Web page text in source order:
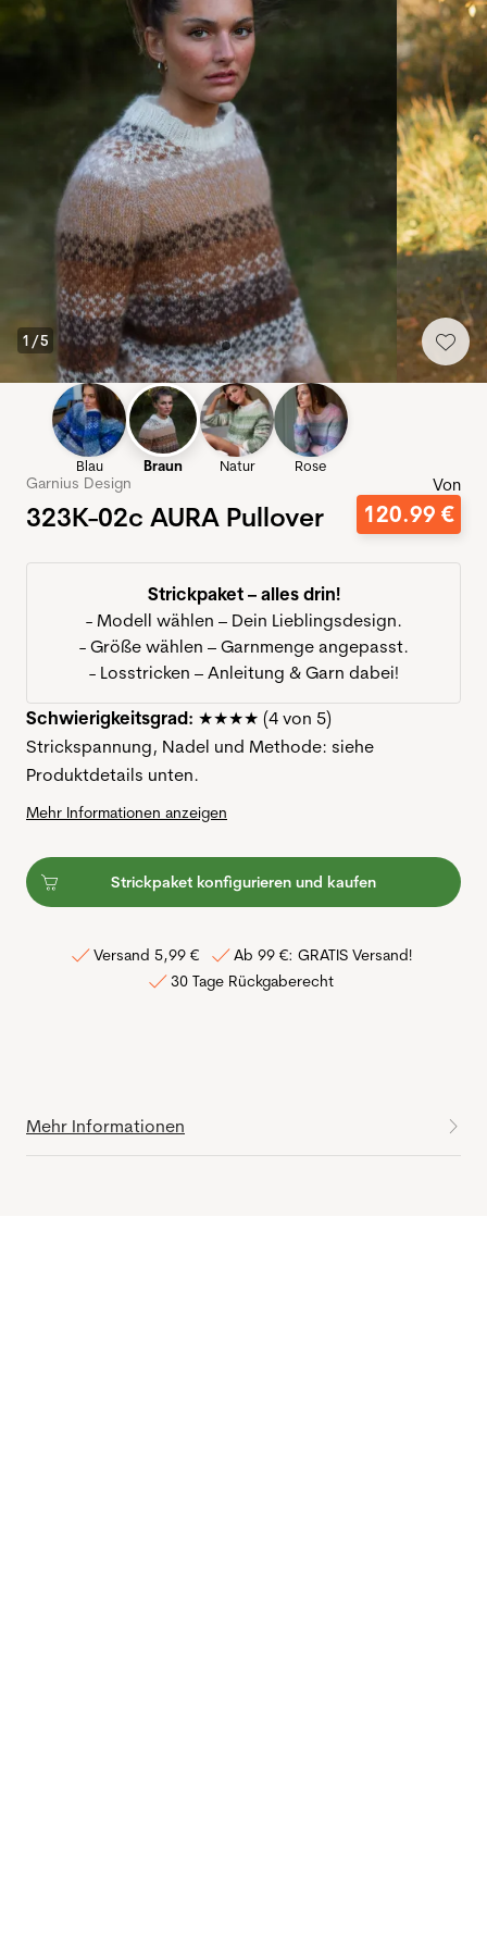
1 /5
Blau Braun Natur Rose
Garnius Design
323K-02c AURA Pullover
Von
120.99 €
Strickpaket – alles drin!
- Modell wählen – Dein Lieblingsdesign.
- Größe wählen – Garnmenge angepasst.
- Losstricken – Anleitung & Garn dabei!
Schwierigkeitsgrad: ★★★★ (4 von 5)
Strickspannung, Nadel und Methode: siehe
Produktdetails unten.
Mehr Informationen anzeigen
Strickpaket konfigurieren und kaufen
Versand 5,99 €
Ab 99 €: GRATIS Versand!
30 Tage Rückgaberecht
Mehr Informationen